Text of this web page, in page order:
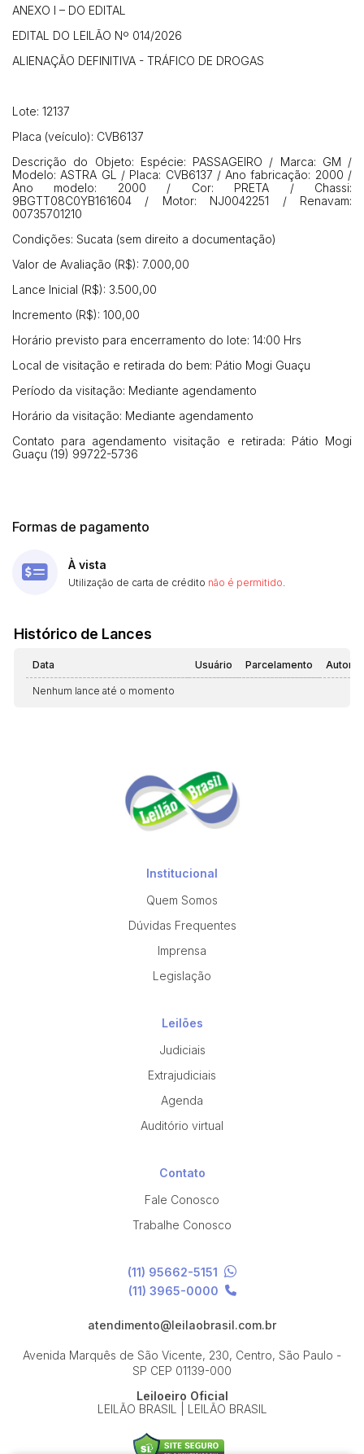
ANEXO I – DO EDITAL
EDITAL DO LEILÃO Nº 014/2026
ALIENAÇÃO DEFINITIVA - TRÁFICO DE DROGAS
Lote: 12137
Placa (veículo): CVB6137
Descrição do Objeto: Espécie: PASSAGEIRO / Marca: GM /
Modelo: ASTRA GL / Placa: CVB6137 / Ano fabricação: 2000 /
Ano modelo: 2000 / Cor: PRETA / Chassi:
9BGTT08C0YB161604 / Motor: NJ0042251 / Renavam:
00735701210
Condições: Sucata (sem direito a documentação)
Valor de Avaliação (R$): 7.000,00
Lance Inicial (R$): 3.500,00
Incremento (R$): 100,00
Horário previsto para encerramento do lote: 14:00 Hrs
Local de visitação e retirada do bem: Pátio Mogi Guaçu
Período da visitação: Mediante agendamento
Horário da visitação: Mediante agendamento
Contato para agendamento visitação e retirada: Pátio Mogi
Guaçu (19) 99722-5736
Formas de pagamento
À vista
Utilização de carta de crédito não é permitido
Histórico de Lances
Data Usuário Parcelamento
Nenhum lance até o momento
Envie sua Proposta
14/04/2025 18:43:11
14/04/2025 18:43:11 TIAGOFELIPE R$ 1,00
Habilite-se para efetuar lances ou
propostas
Institucional
Quem Somos
Dúvidas Frequentes
Imprensa
Legislação
Leilões
Judiciais
Extrajudiciais
Agenda
Auditório virtual
Contato
Fale Conosco
Trabalhe Conosco
(11) 95662-5151
(11) 3965-0000
atendimento@leilaobrasil.com.br
Avenida Marquês de São Vicente, 230, Centro, São Paulo -
SP CEP 01139-000
Leiloeiro Oficial
LEILÃO BRASIL | LEILÃO BRASIL